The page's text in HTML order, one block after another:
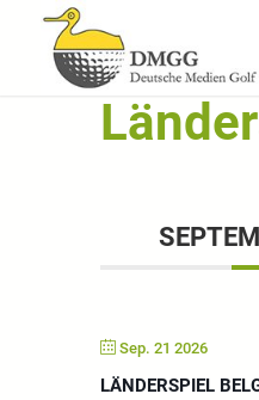
Sep. 21 2026
LÄNDERSPIEL